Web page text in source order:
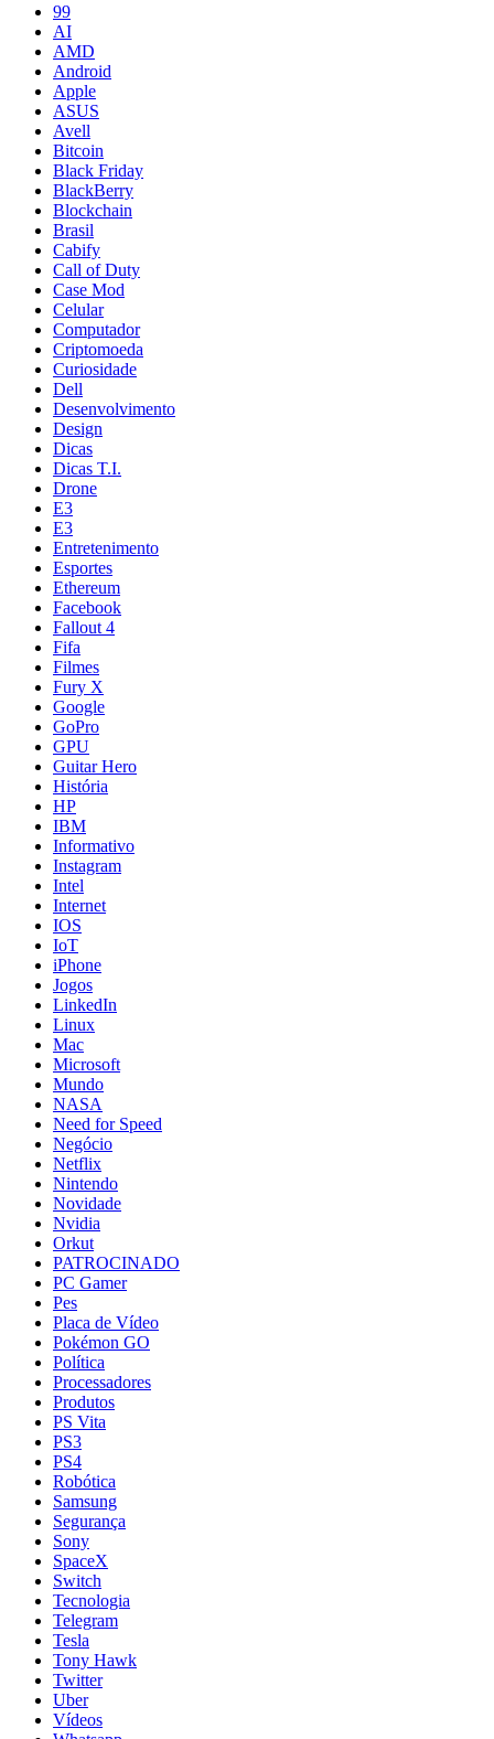
99
AI
AMD
Android
Apple
ASUS
Avell
Bitcoin
Black Friday
BlackBerry
Blockchain
Brasil
Cabify
Call of Duty
Case Mod
Celular
Computador
Criptomoeda
Curiosidade
Dell
Desenvolvimento
Design
Dicas
Dicas T.I.
Drone
E3
E3
Entretenimento
Esportes
Ethereum
Facebook
Fallout 4
Fifa
Filmes
Fury X
Google
GoPro
GPU
Guitar Hero
História
HP
IBM
Informativo
Instagram
Intel
Internet
IOS
IoT
iPhone
Jogos
LinkedIn
Linux
Mac
Microsoft
Mundo
NASA
Need for Speed
Negócio
Netflix
Nintendo
Novidade
Nvidia
Orkut
PATROCINADO
PC Gamer
Pes
Placa de Vídeo
Pokémon GO
Política
Processadores
Produtos
PS Vita
PS3
PS4
Robótica
Samsung
Segurança
Sony
SpaceX
Switch
Tecnologia
Telegram
Tesla
Tony Hawk
Twitter
Uber
Vídeos